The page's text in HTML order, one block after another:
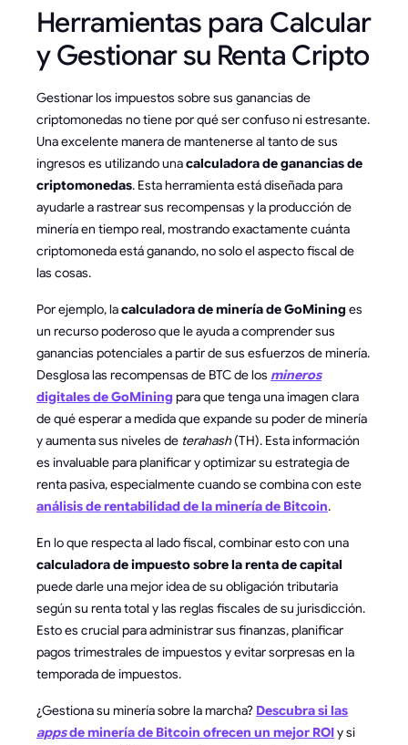
Herramientas para Calcular
y Gestionar su Renta Cripto
Gestionar los impuestos sobre sus ganancias de
criptomonedas no tiene por qué ser confuso ni estresante.
Una excelente manera de mantenerse al tanto de sus
ingresos es utilizando unacalculadora de ganancias de
criptomonedas. Esta herramienta está diseñada para
ayudarle a rastrear sus recompensas y la producción de
minería en tiempo real, mostrando exactamente cuánta
criptomoneda está ganando, no solo el aspecto fiscal de
las cosas.
Por ejemplo, lacalculadora de minería de GoMininges
un recurso poderoso que le ayuda a comprender sus
ganancias potenciales a partir de sus esfuerzos de minería.
Desglosa las recompensas de BTC de los mineros
digitales de GoMiningpara que tenga una imagen clara
de qué esperar a medida que expande su poder de minería
y aumenta sus niveles de terahash(TH). Esta información
es invaluable para planificar y optimizar su estrategia de
renta pasiva, especialmente cuando se combina con este
análisis de rentabilidad de la minería de Bitcoin.
En lo que respecta al lado fiscal, combinar esto con una
calculadora de impuesto sobre la renta de capital
puede darle una mejor idea de su obligación tributaria
según su renta total y las reglas fiscales de su jurisdicción.
Esto es crucial para administrar sus finanzas, planificar
pagos trimestrales de impuestos y evitar sorpresas en la
temporada de impuestos.
¿Gestiona su minería sobre la marcha? Descubra si las
appsde minería de Bitcoin ofrecen un mejor ROIy si